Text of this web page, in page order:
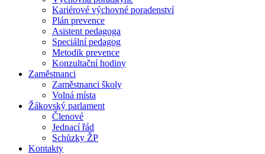
Kariérové výchovné poradenství
Plán prevence
Asistent pedagoga
Speciální pedagog
Metodik prevence
Konzultační hodiny
Zaměstnanci
Zaměstnanci školy
Volná místa
Žákovský parlament
Členové
Jednací řád
Schůzky ŽP
Kontakty